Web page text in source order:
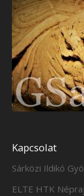
Kapcsolat
Sárközi Ildikó
ELTE HTK